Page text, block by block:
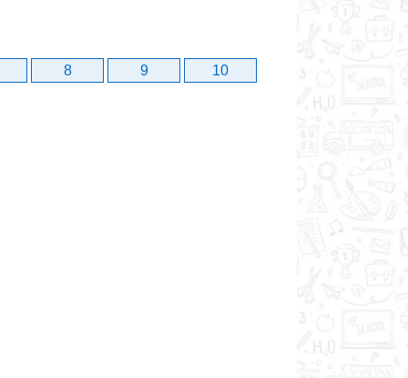
8 9 10